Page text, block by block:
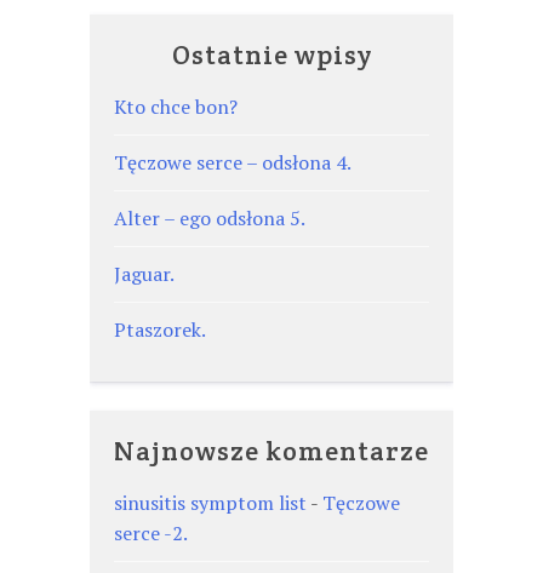
Ostatnie wpisy
Kto chce bon?
Tęczowe serce – odsłona 4.
Alter – ego odsłona 5.
Jaguar.
Ptaszorek.
Najnowsze komentarze
sinusitis symptom list - Tęczowe
serce -2.